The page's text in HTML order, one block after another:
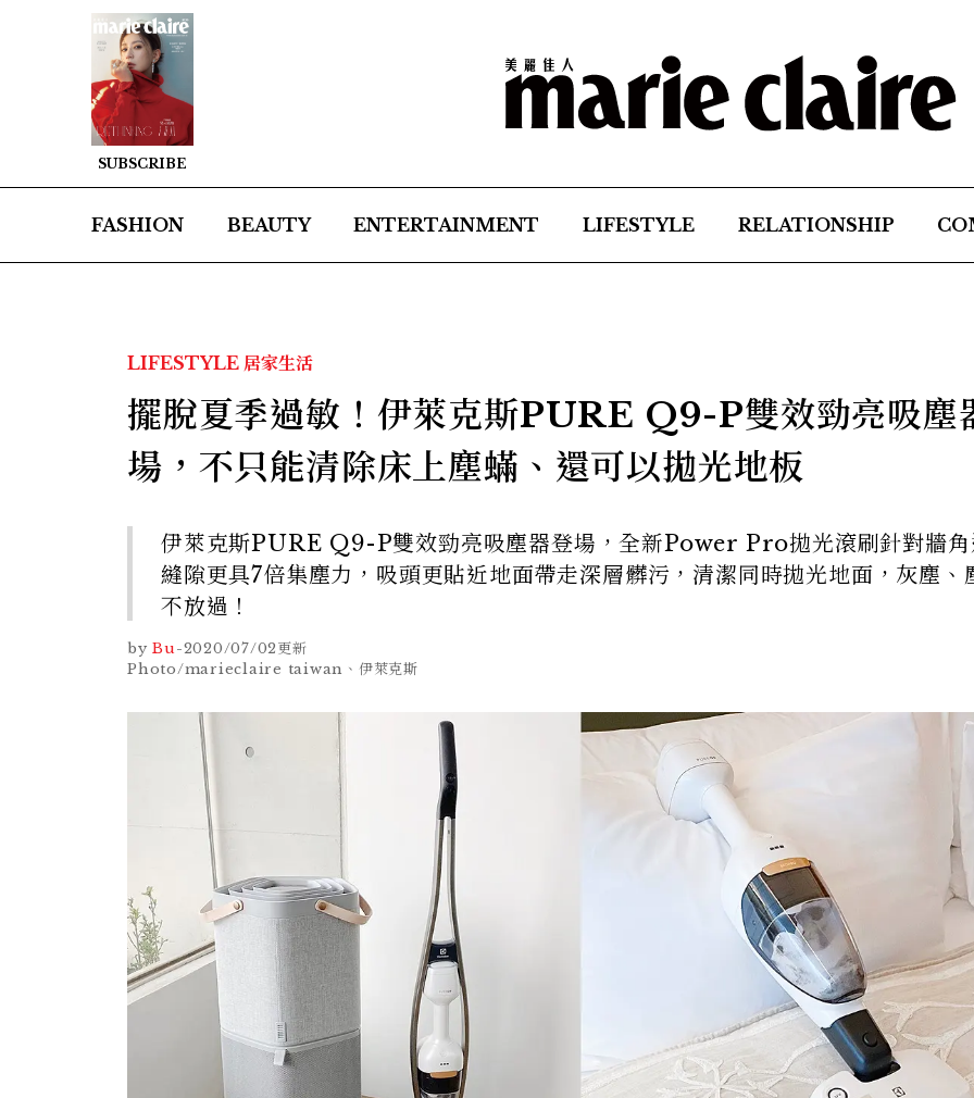
SUBSCRIBE
FASHION BEAUTY ENTERTAINMENT LIFESTYLE RELATIONSHIP
LIFESTYLE 居家生活
擺脫夏季過敏！伊萊克斯PURE Q9-P雙效勁亮吸塵
場，不只能清除床上塵蟎、還可以拋光地板
伊萊克斯PURE Q9-P雙效勁亮吸塵器登場，全新Power Pro拋光滾刷針對牆角
縫隙更具7倍集塵力，吸頭更貼近地面帶走深層髒污，清潔同時拋光地面，灰塵、
不放過！
by Bu-2020/07/02更新
Photo/marieclaire taiwan、伊萊克斯